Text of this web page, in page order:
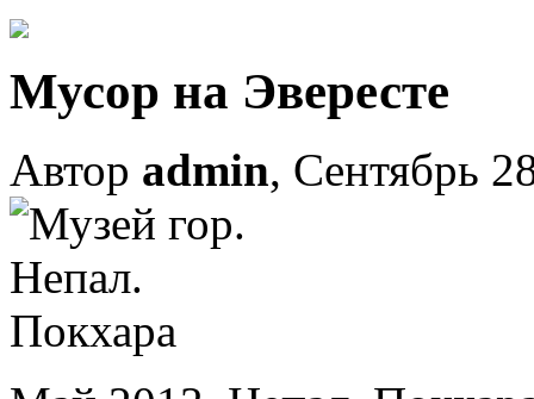
Мусор на Эвересте
Автор admin, Сентябрь